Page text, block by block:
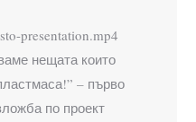
presentation.mp4
нещата които
– първо
по проект